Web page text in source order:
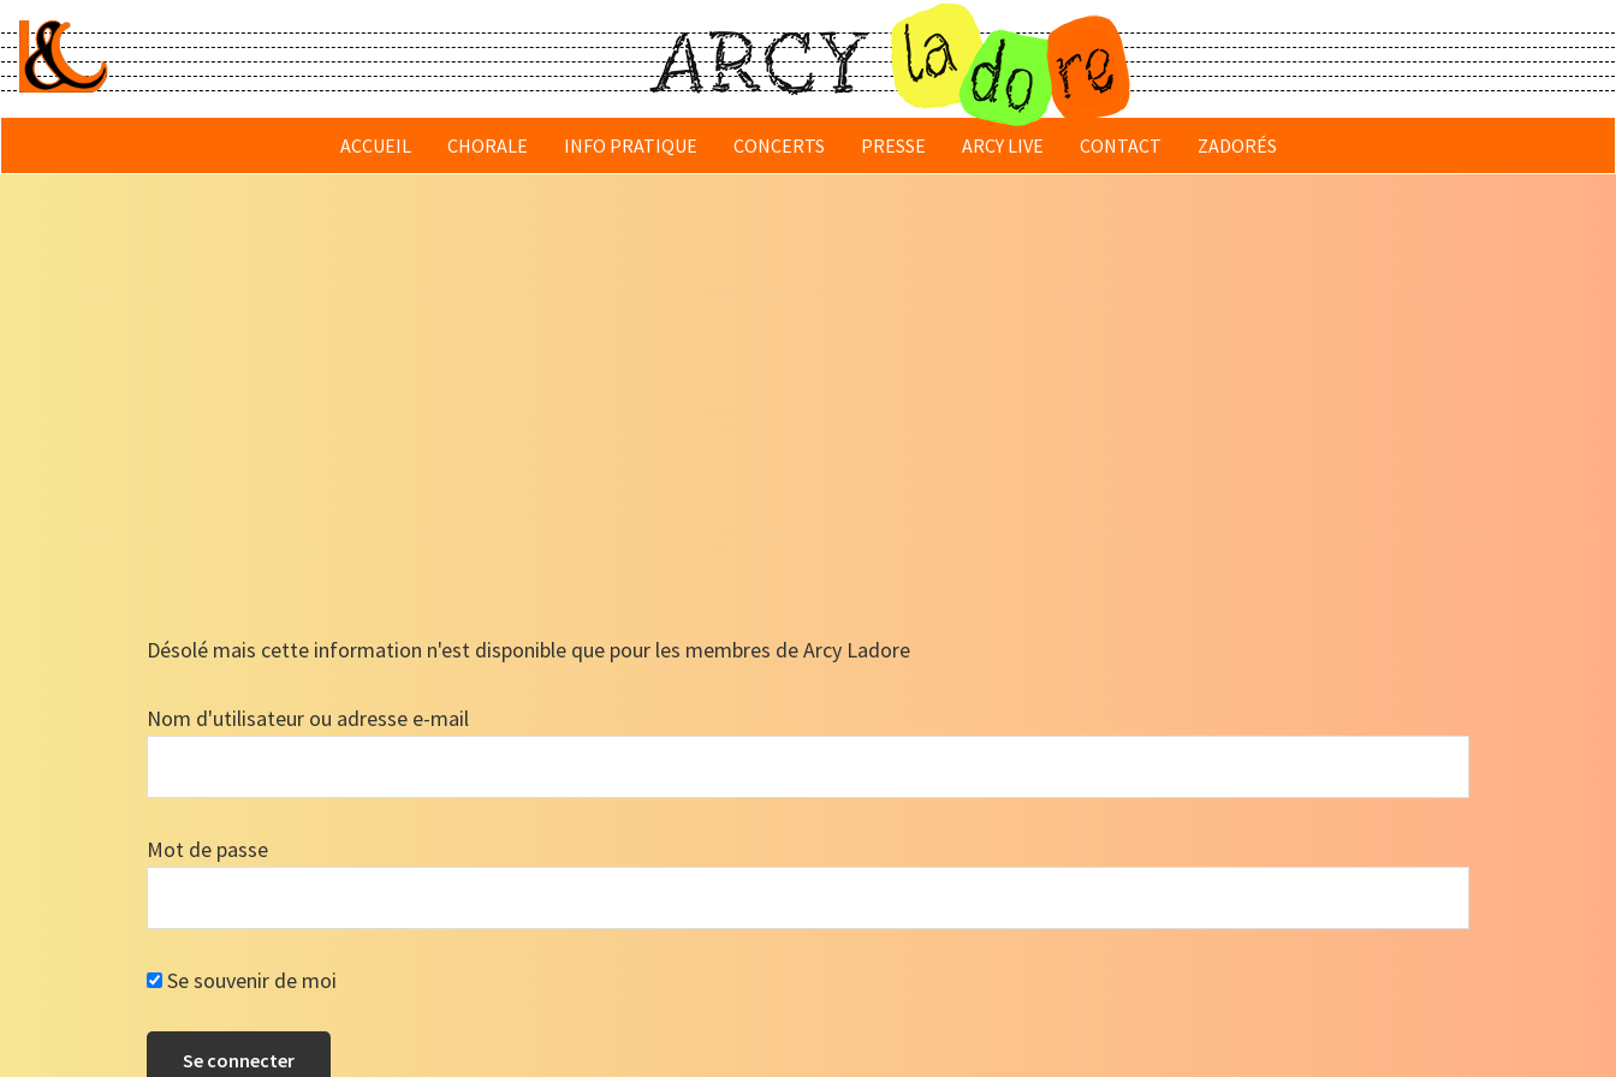
Passer
au
contenu
principal
ACCUEIL CHORALE INFO PRATIQUE CONCERTS PRESSE ARCY LIVE CONTACT ZADORÉS
Désolé mais cette information n'est disponible que pour les membres de Arcy Ladore
Nom d'utilisateur ou adresse e-mail
Mot de passe
Se souvenir de moi